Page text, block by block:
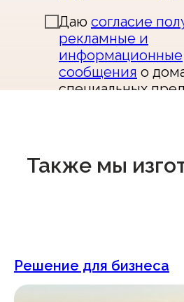
Даю согласие
рекламные и
информационные
сообщения о
специальных
Получить
Также мы
Решение для бизнеса